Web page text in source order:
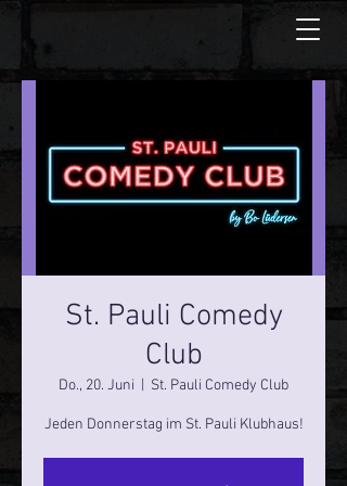
St. Pauli Comedy
Club
Do., 20. Juni St. Pauli Comedy Club
Jeden Donnerstag im St. Pauli Klubhaus!